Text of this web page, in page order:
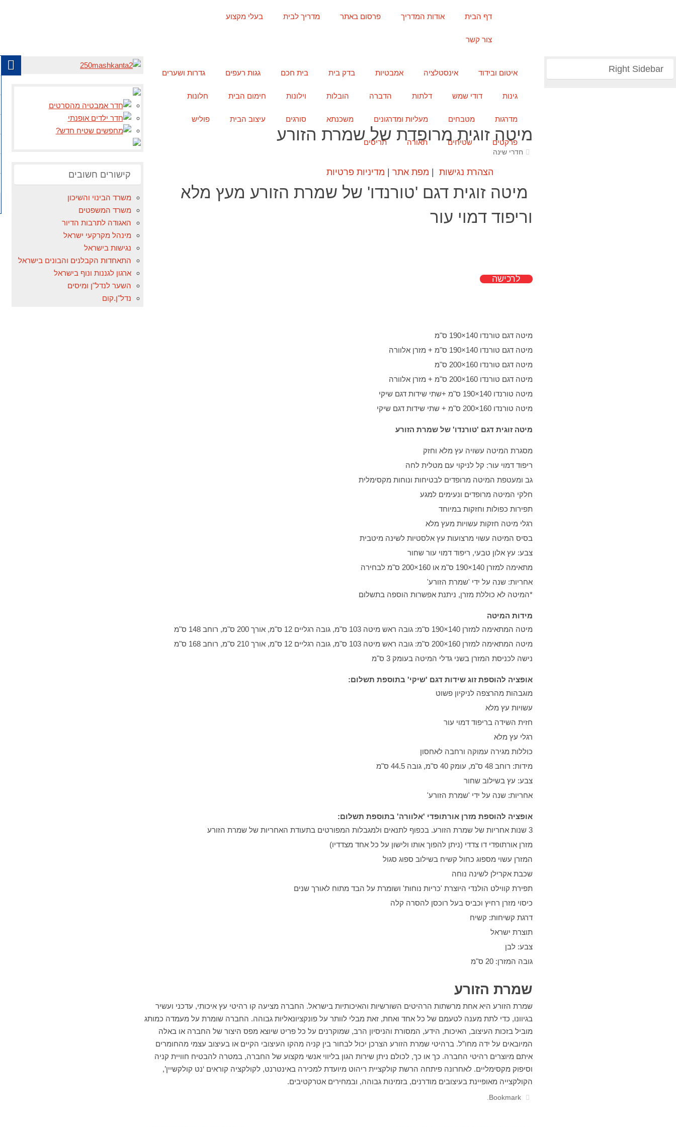
דף הבית אודות המדריך פרסום באתר מדריך לבית בעלי מקצוע
צור קשר
מיטה זוגית מרופדת של שמרת הזורע
חדרי שינה
מיטה זוגית דגם 'טורנדו' של שמרת הזורע מעץ מלא
וריפוד דמוי עור
לרכישה
מיטה דגם טורנדו 140×190 ס"מ
​מיטה דגם טורנדו 140×190 ס"מ + מזרן אלוורה
מיטה דגם טורנדו 160×200 ס"מ
מיטה דגם טורנדו 160×200 ס"מ + מזרן אלוורה
מיטה טורנדו 140×190 ס"מ +שתי שידות דגם שיקי
מיטה טורנדו 160×200 ס"מ + שתי שידות דגם שיקי
מיטה זוגית דגם 'טורנדו' של שמרת הזורע
מסגרת המיטה עשויה עץ מלא וחזק
ריפוד דמוי עור: קל לניקוי עם מטלית לחה
גב ומעטפת המיטה מרופדים לבטיחות ונוחות מקסימלית
חלקי המיטה מרופדים ונעימים למגע
תפירות כפולות וחזקות במיוחד
רגלי מיטה חזקות עשויות מעץ מלא
בסיס המיטה עשוי מרצועות עץ אלסטיות לשינה מיטבית
צבע: עץ אלון טבעי, ריפוד דמוי עור שחור
מתאימה למזרן 140×190 ס"מ או 160×200 ס"מ לבחירה
אחריות: שנה על ידי 'שמרת הזורע'
*המיטה לא כוללת מזרן, ניתנת אפשרות הוספה בתשלום
מידות המיטה
מיטה המתאימה למזרן 140×190 ס"מ: גובה ראש מיטה 103 ס"מ, גובה רגליים 12 ס"מ, אורך 200 ס"מ, רוחב 148 ס"מ
מיטה המתאימה למזרן 160×200 ס"מ: גובה ראש מיטה 103 ס"מ, גובה רגליים 12 ס"מ, אורך 210 ס"מ, רוחב 168 ס"מ
נישה לכניסת המזרן בשני גדלי המיטה בעומק 3 ס"מ
אופציה להוספת זוג שידות דגם 'שיקי' בתוספת תשלום:
מוגבהות מהרצפה לניקיון פשוט
עשויות עץ מלא
חזית השידה בריפוד דמוי עור
רגלי עץ מלא
כוללות מגירה עמוקה ורחבה לאחסון
מידות: רוחב 48 ס"מ, עומק 40 ס"מ, גובה 44.5 ס"מ
צבע: עץ בשילוב שחור
אחריות: שנה על ידי 'שמרת הזורע'
אופציה להוספת מזרן אורתופדי 'אלוורה' בתוספת תשלום:
3 שנות אחריות של שמרת הזורע. בכפוף לתנאים ולמגבלות המפורטים בתעודת האחריות של שמרת הזורע
מזרן אורתופדי דו צדדי (ניתן להפוך אותו ולישון על כל אחד מצדדיו)
המזרן עשוי מספוג כחול קשיח בשילוב ספוג סגול
שכבת אקרילן לשינה נוחה
תפירת קווילט הולנדי היוצרת 'כריות נוחות' ושומרת על הבד מתוח לאורך שנים
כיסוי מזרן רחיץ וכביס בעל רוכסן להסרה קלה
דרגת קשיחות: קשיח
תוצרת ישראל
צבע: לבן​
גובה המזרן: 20 ס"מ
שמרת הזורע
שמרת הזורע היא אחת מרשתות הרהיטים השורשיות והאיכותיות בישראל. החברה מציעה קו רהיטי עץ איכותי, עדכני ועשיר
בגיוונו, כדי לתת מענה לטעמם של כל אחד ואחת, זאת מבלי לוותר על פונקציונאליות גבוהה. החברה שומרת על מעמדה כמותג
מוביל בזכות העיצוב, האיכות, הידע, המסורת והניסיון הרב, שמוקרנים על כל פריט שיוצא מפס היצור של החברה או באלה
המיובאים על ידה מחו”ל. ברהיטי שמרת הזורע הצרכן יכול לבחור בין קניה מהקו העיצובי הקיים או בעיצוב עצמי מהחומרים
איתם מיוצרים רהיטי החברה. כך או כך, לכולם ניתן שירות הגון בליווי אנשי מקצוע של החברה, במטרה להבטיח חוויית קניה
וסיפוק מקסימליים. לאחרונה פיתחה הרשת קולקציית ריהוט מיועדת למכירה באינטרנט, לקולקציה קוראים ‘נט קולקשיין’,
הקולקצייה מאופיינת בעיצובים מודרנים, בזמינות גבוהה, ובמחירים אטרקטיבים.
Bookmark
.
קישורים חשובים
משרד הבינוי והשיכון
משרד המשפטים
האגודה לתרבות הדיור
מינהל מקרקעי ישראל
נגישות בישראל
התאחדות הקבלנים והבונים בישראל
ארגון לגננות ונוף בישראל
השער לנדל"ן ומיסים
נדל"ן.קום
Right Sidebar איטום ובידוד אינסטלציה אמבטיות בדק בית בית חכם גגות רעפים גדרות ושערים
גינות דודי שמש דלתות הדברה הובלות וילונות חימום הבית חלונות
מדרגות מטבחים מעליות ומדרגונים משכנתא סורגים עיצוב הבית פוליש
פרקטים שטיחים תאורה תריסים
הצהרת נגישות| מפת אתר| מדיניות פרטיות